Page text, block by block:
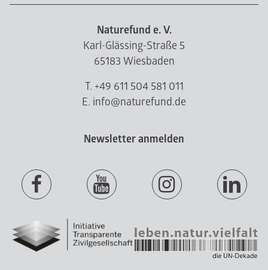
Naturefund e. V.
Karl-Glässing-Straße 5
65183 Wiesbaden
T. +49 611 504 581 011
E. info@naturefund.de
Newsletter anmelden